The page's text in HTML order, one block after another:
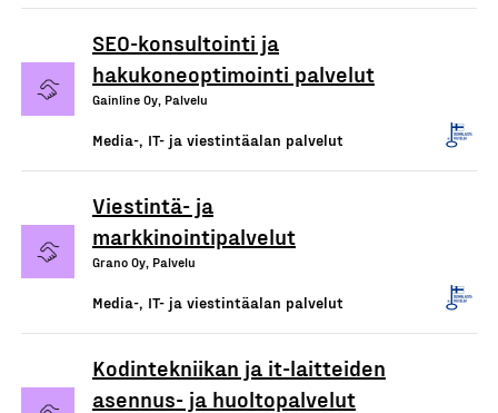
SEO-konsultointi ja
hakukoneoptimointi palvelut
Gainline Oy, Palvelu
Media-, IT- ja viestintäalan palvelut
Viestintä- ja
markkinointipalvelut
Grano Oy, Palvelu
Media-, IT- ja viestintäalan palvelut
Kodintekniikan ja it-laitteiden
asennus- ja huoltopalvelut